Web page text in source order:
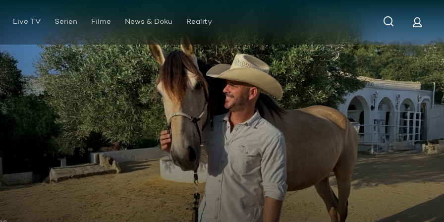
Live TV Serien Filme News & Doku Reality